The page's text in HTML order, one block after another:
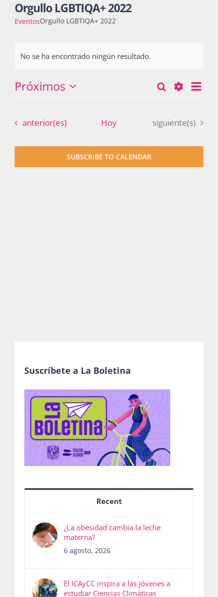
Recursos
Orgullo LGBTIQA+ 2022
EventosOrgullo LGBTIQA+ 2022
No se ha encontrado ningún resultado.
Búsqueda
navegació
de
vistas
Buscar Lista
Próximos
Eventos
anterior(es) Hoy Eventos
siguiente(s)
SUBSCRIBE TO CALENDAR
Suscríbete a La Boletina
Recent
¿La obesidad cambia la leche
materna?
6 agosto, 2026
El ICAyCC inspira a las jóvenes a
estudiar Ciencias Climáticas